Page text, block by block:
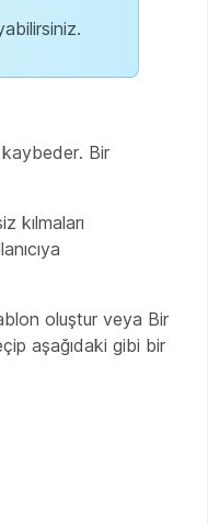
kaybeder. Bir
kılmaları
oluştur veya Bir
aşağıdaki gibi bir